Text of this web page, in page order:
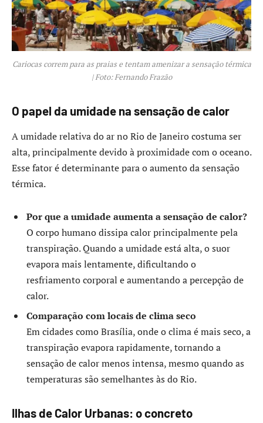
Cariocas correm para as praias e tentam amenizar a sensação térmica
| Foto: Fernando Frazão
O papel da umidade na sensação de calor
A umidade relativa do ar no Rio de Janeiro costuma ser
alta, principalmente devido à proximidade com o oceano.
Esse fator é determinante para o aumento da sensação
térmica.
Por que a umidade aumenta a sensação de calor?
O corpo humano dissipa calor principalmente pela
transpiração. Quando a umidade está alta, o suor
evapora mais lentamente, dificultando o
resfriamento corporal e aumentando a percepção de
calor.
Comparação com locais de clima seco
Em cidades como Brasília, onde o clima é mais seco, a
transpiração evapora rapidamente, tornando a
sensação de calor menos intensa, mesmo quando as
temperaturas são semelhantes às do Rio.
Ilhas de Calor Urbanas: o concreto